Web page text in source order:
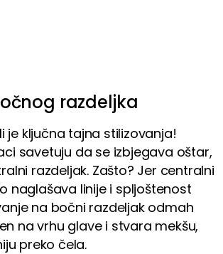
razdeljka
je ključna tajna stilizovanja!
savetuju da se izbjegava oštar,
razdeljak. Zašto? Jer centralni
naglašava linije i spljoštenost
na bočni razdeljak odmah
na vrhu glave i stvara mekšu,
preko čela.